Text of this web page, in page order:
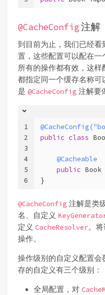
@CacheConfig注解
到目前为止，我们已经
置，这些配置可以配在一
所有的操作都有效，这
都指定同一个缓存名称
是 @CacheConfig 注解要
1
2
3
4
5
6
public class
@Cacheable
public Book
}
@CacheConfig 注解是类
名、自定义
定义 CacheResolver。
操作。
操作级别的自定义配置会
存的自定义有三个级别：
全局配置，对